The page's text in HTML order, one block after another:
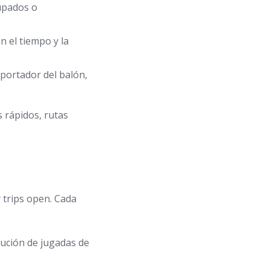
o
el tiempo y la
del balón,
rápidos, rutas
open. Cada
de jugadas de